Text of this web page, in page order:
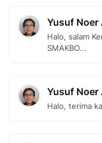
Yusuf Noer
Halo, salam
SMAKBO...
Yusuf Noer
Halo, terima